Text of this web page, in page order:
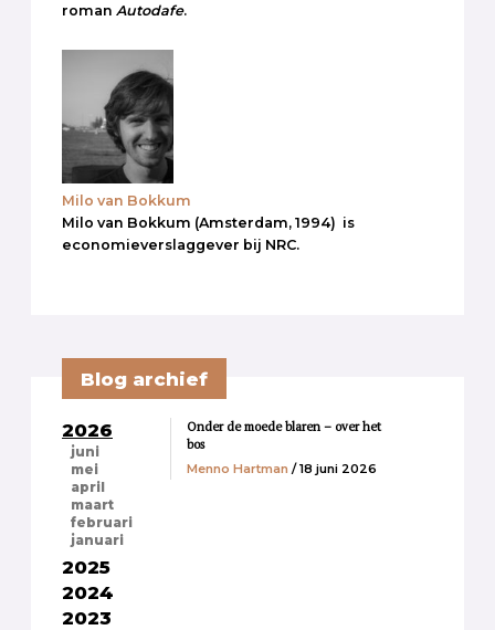
roman Autodafe.
Milo van Bokkum
Milo van Bokkum (Amsterdam, 1994) is
economieverslaggever bij NRC.
Blog archief
2026
juni
mei
april
maart
februari
januari
2025
2024
2023
Onder de moede blaren – over het
bos
Menno Hartman / 18 juni 2026